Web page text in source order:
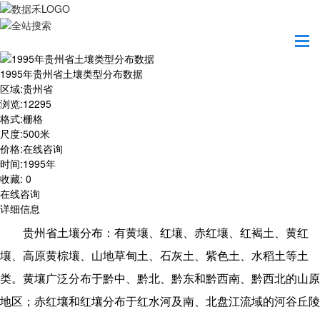
1995年贵州省土壤类型分布数据
区域:贵州省
浏览:12295
格式:栅格
尺度:500米
价格:在线咨询
时间:1995年
收藏: 0
在线咨询
详细信息
贵州省土壤分布：有黄壤、红壤、赤红壤、红褐土、黄红
壤、高原黄棕壤、山地草甸土、石灰土、紫色土、水稻土等土
类。黄壤广泛分布于黔中、黔北、黔东和黔西南、黔西北的山原
地区；赤红壤和红壤分布于红水河及南、北盘江流域的河谷丘陵